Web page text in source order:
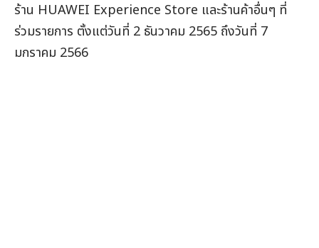
ร้าน HUAWEI Experience Store และร้านค้าอื่นๆ ที่
ร่วมรายการ ตั้งแต่วันที่ 2 ธันวาคม 2565 ถึงวันที่ 7
มกราคม 2566